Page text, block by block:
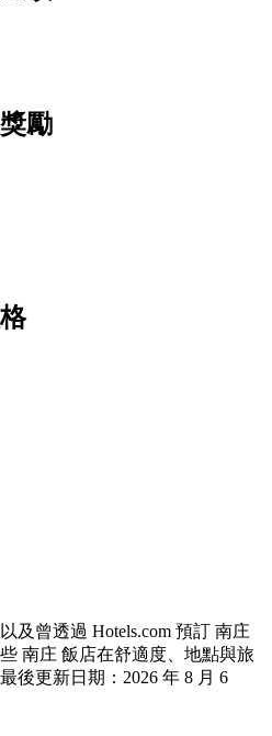
勵
及曾透過 Hotels.com 預訂 南庄
南庄 飯店在舒適度、地點與旅
後更新日期： 2026 年 8 月 6